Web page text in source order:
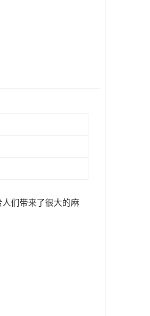
们带来了很大的麻